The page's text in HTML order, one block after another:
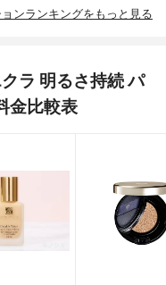
ンランキングをもっと見る
ラ 明るさ持続 パ
金比較表